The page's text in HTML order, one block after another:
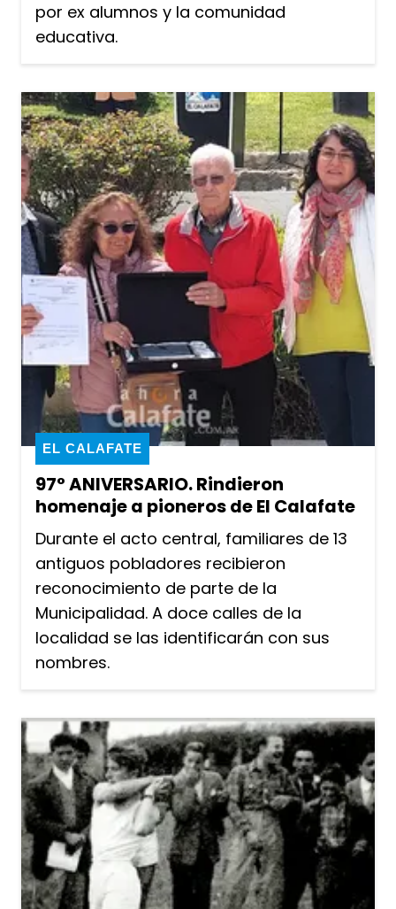
por ex alumnos y la comunidad
educativa.
97° ANIVERSARIO. Rindieron
homenaje a pioneros de El Calafate
EL CALAFATE
Durante el acto central, familiares de 13
antiguos pobladores recibieron
reconocimiento de parte de la
Municipalidad. A doce calles de la
localidad se las identificarán con sus
nombres.